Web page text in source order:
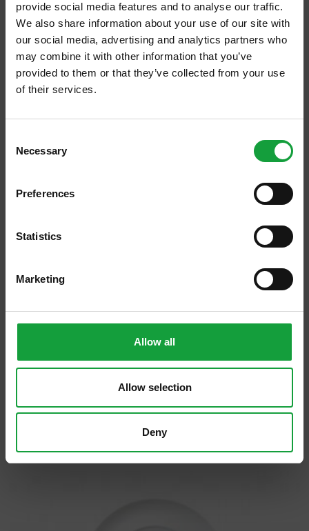
provide social media features and to analyse our traffic.
We also share information about your use of our site with
our social media, advertising and analytics partners who
may combine it with other information that you’ve
provided to them or that they’ve collected from your use
of their services.
Selection
Necessary
Preferences
Statistics
Marketing
Allow all
Allow selection
Deny
Richard Ginori,in Via Giacomo Watt 37 a
Milano. Con l'antico proprietario il nuovo
locale condivide il candore delle porcellane e
la semplicità del design che dal nido di
manifatture di un tempo si riflette nei ricami
che separano la cucina dalla sala.
A primo acchito, forse per i piatti che con una
punta di acido tendono sempre all'
essenziale, forse per la silhouette dello chef
che incute una sorta di reverenziale timore, o
ancora per la luce, che regna sovrana e
sembra voler scavare e indagare ogni nostro
piccolo segreto, cancellando qualsiasi ombra
dal piatto e dall'anima, se vi avvicinate a
questa esperienza con perplessità, dopo il
come l'entréeacqua, olio, limone e liquirizia,
che resetta tutti i sensi per riaprirli all'ascolto
del cibo.
ISCRIVITI ALLA NEWSLETTER
Resta aggiornato su tutte le ultime novita nel campo